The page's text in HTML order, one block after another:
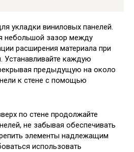
укладки виниловых панелей.
небольшой зазор между
расширения материала при
Устанавливайте каждую
предыдущую на около
к стене с помощью
по стене продолжайте
не забывая обеспечивать
элементы надлежащим
использовать